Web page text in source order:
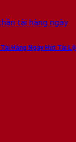
Hàng Ngày Hút Tài